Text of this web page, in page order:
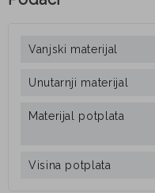
Vanjski materijal
Unutarnji materijal
Materijal potplata
Visina potplata